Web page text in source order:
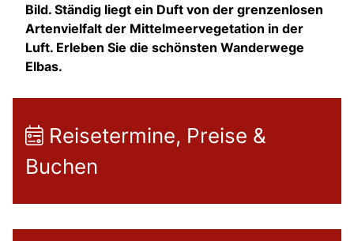
Bild. Ständig liegt ein Duft von der grenzenlosen
Artenvielfalt der Mittelmeervegetation in der
Luft. Erleben Sie die schönsten Wanderwege
Elbas.
Reisetermine, Preise &
Buchen